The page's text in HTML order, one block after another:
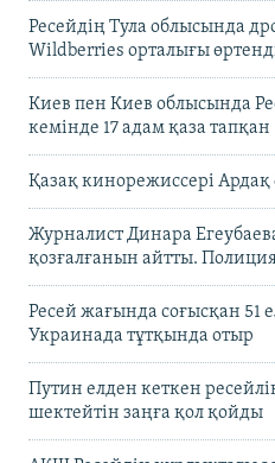
Ресейдің Тула облысында
Wildberries орталығы
Киев пен Киев облысында
кемінде 17 адам қаза тапқан
Қазақ кинорежиссері Ардақ
Журналист Динара
қозғалғанын айтты. Полиция
Ресей жағында соғысқан 51
Украинада тұтқында отыр
Путин елден кеткен
шектейтін заңға қол қойды